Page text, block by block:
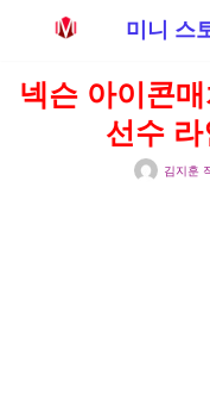
텐
미니 스
넥슨 아이콘
선수
김지훈